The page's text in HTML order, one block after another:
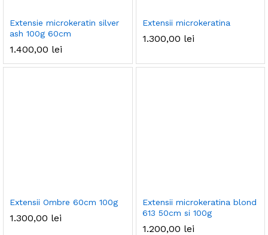
Extensie microkeratin silver
ash 100g 60cm
1.400,00 lei
Extensii microkeratina
1.300,00 lei
Extensii Ombre 60cm 100g
1.300,00 lei
Extensii microkeratina blond
613 50cm si 100g
1.200,00 lei